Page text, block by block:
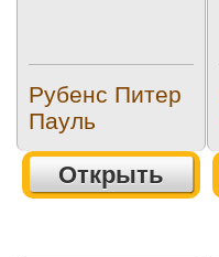
Рубенс Питер
Пауль
Открыть